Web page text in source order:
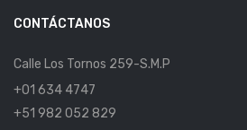
CONTÁCTANOS
Calle Los Tornos 259-S.M.P
+01 634 4747
+51 982 052 829